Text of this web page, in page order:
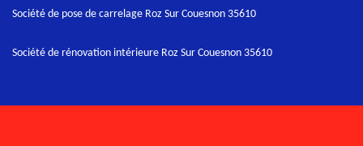
Société de pose de carrelage Roz Sur Couesnon 35610
Société de rénovation intérieure Roz Sur Couesnon 35610